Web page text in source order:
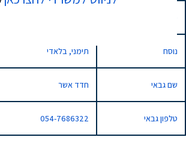
נוסח תימני, בלאדי
שם גבאי חדד אשר
טלפון גבאי 054-7686322